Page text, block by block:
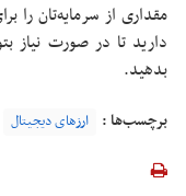
مقداری از سرمایه‌تان را
دارید تا در صورت نیاز
بدهید.
برچسب‌ها : ارزهای دیجیتال